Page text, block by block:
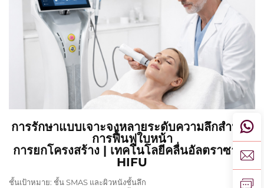
การรักษาแบบเจาะจงหลายระดับความลึกสำหรับ
การฟื้นฟูใบหน้า
การยกโครงสร้าง | เทคโนโลยีคลื่นอัลตราซาวด์
HIFU
ชั้นเป้าหมาย: ชั้น SMAS และผิวหนังชั้นลึก